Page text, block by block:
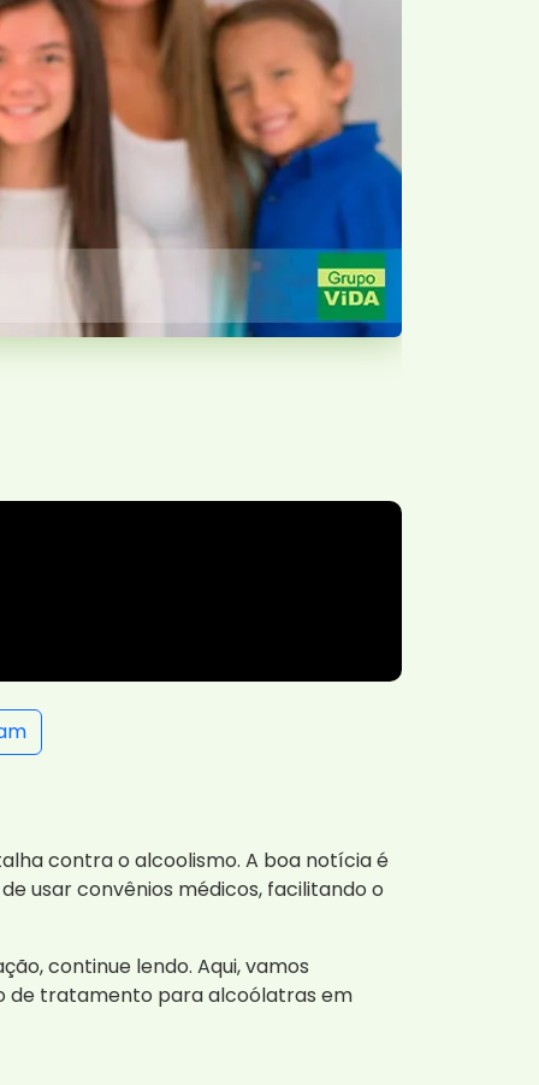
contra o alcoolismo. A boa notícia é
usar convênios médicos, facilitando o
continue lendo. Aqui, vamos
de tratamento para alcoólatras em